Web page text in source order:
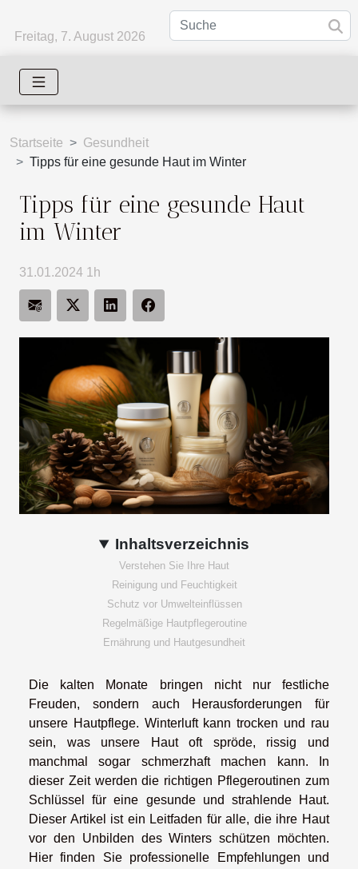
Freitag, 7. August 2026
Startseite
Gesundheit
Tipps für eine gesunde Haut im Winter
Tipps für eine gesunde Haut
im Winter
31.01.2024 1h
Inhaltsverzeichnis
Verstehen Sie Ihre Haut
Reinigung und Feuchtigkeit
Schutz vor Umwelteinflüssen
Regelmäßige Hautpflegeroutine
Ernährung und Hautgesundheit
Die kalten Monate bringen nicht nur festliche
Freuden, sondern auch Herausforderungen für
unsere Hautpflege. Winterluft kann trocken und rau
sein, was unsere Haut oft spröde, rissig und
manchmal sogar schmerzhaft machen kann. In
dieser Zeit werden die richtigen Pflegeroutinen zum
Schlüssel für eine gesunde und strahlende Haut.
Dieser Artikel ist ein Leitfaden für alle, die ihre Haut
vor den Unbilden des Winters schützen möchten.
Hier finden Sie professionelle Empfehlungen und